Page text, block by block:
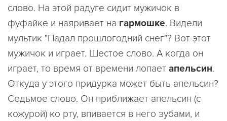
слово. На этой радуге сидит мужичок в
фуфайке и наяривает на гармошке. Видели
мультик "Падал прошлогодний снег"? Вот этот
мужичок и играет. Шестое слово. А когда он
играет, то время от времени лопает апельсин.
Откуда у этого придурка может быть апельсин?
Седьмое слово. Он приближает апельсин (с
кожурой) ко рту, впивается в него зубами, и